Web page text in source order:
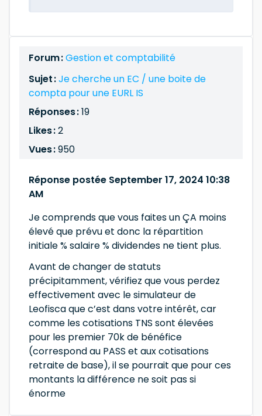
Forum :Gestion et comptabilité
Sujet :Je cherche un EC / une boite de
compta pour une EURL IS
Réponses :19
Likes :2
Vues :950
Réponse postée September 17, 2024 10:38
AM
Je comprends que vous faites un ÇA moins
élevé que prévu et donc la répartition
initiale % salaire % dividendes ne tient plus.
Avant de changer de statuts
précipitamment, vérifiez que vous perdez
effectivement avec le simulateur de
Leofisca que c’est dans votre intérêt, car
comme les cotisations TNS sont élevées
pour les premier 70k de bénéfice
(correspond au PASS et aux cotisations
retraite de base), il se pourrait que pour ces
montants la différence ne soit pas si
énorme